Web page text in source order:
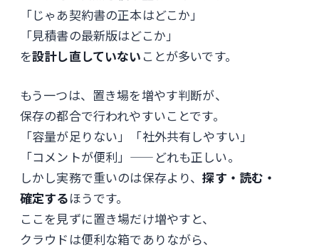
「じゃあ契約書の正本はどこか」
「見積書の最新版はどこか」
を設計し直していない ことが多いです。
もう一つは、置き場を増やす判断が、
保存の都合で行われやすいことです。
「容量が足りない」「社外共有しやすい」
「コメントが便利」——どれも正しい。
しかし実務で重いのは保存より、探す・読む・
確定するほうです。
ここを見ずに置き場だけ増やすと、
クラウドは便利な箱でありながら、